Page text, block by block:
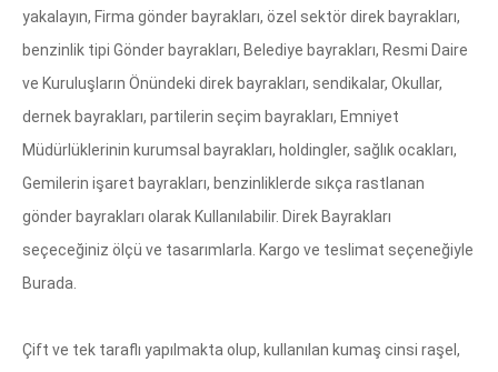
yakalayın, Firma gönder bayrakları, özel sektör direk bayrakları,
benzinlik tipi Gönder bayrakları, Belediye bayrakları, Resmi Daire
ve Kuruluşların Önündeki direk bayrakları, sendikalar, Okullar,
dernek bayrakları, partilerin seçim bayrakları, Emniyet
Müdürlüklerinin kurumsal bayrakları, holdingler, sağlık ocakları,
Gemilerin işaret bayrakları, benzinliklerde sıkça rastlanan
gönder bayrakları olarak Kullanılabilir. Direk Bayrakları
seçeceğiniz ölçü ve tasarımlarla. Kargo ve teslimat seçeneğiyle
Burada.
Çift ve tek taraflı yapılmakta olup, kullanılan kumaş cinsi raşel,